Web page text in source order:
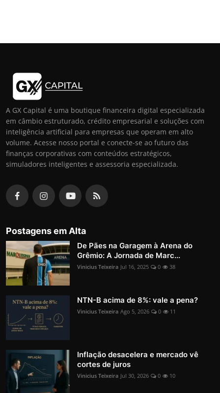
A GX Capital é uma boutique financeira digital especializada
em câmbio estruturado, crédito empresarial e soluções com
inteligência artificial para empresas que operam em alto
volume. Acesse nosso portal e conecte-se ao futuro das
finanças corporativas com conteúdos estratégicos,
simuladores inteligentes e assessoria especializada.
Postagens em Alta
De Pães na Garagem à Arena do
Grêmio: A Jornada de Marc...
Vinicius Teixeira Jul 16, 2025 0 38
NTN-B acima de 8%: vale a pena?
Vinicius Teixeira Ago 5, 2026 0 11
Inflação desacelera e mercado vê
cortes de juros
Vinicius Teixeira Jul 30, 2026 0 10